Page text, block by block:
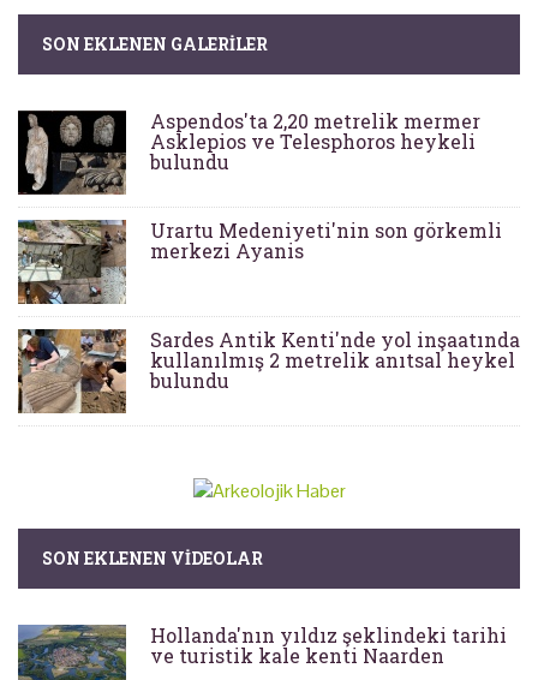
SON EKLENEN GALERILER
Aspendos'ta 2,20 metrelik mermer
Asklepios ve Telesphoros heykeli
bulundu
Urartu Medeniyeti'nin son görkemli
merkezi Ayanis
Sardes Antik Kenti'nde yol inşaatında
kullanılmış 2 metrelik anıtsal heykel
bulundu
SON EKLENEN VIDEOLAR
Hollanda'nın yıldız şeklindeki tarihi
ve turistik kale kenti Naarden